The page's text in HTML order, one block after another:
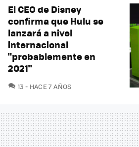
El CEO de Disney
confirma que Hulu se
lanzará a nivel
internacional
"probablemente en
2021"
13 COMENTARIOS
HACE 7 AÑOS